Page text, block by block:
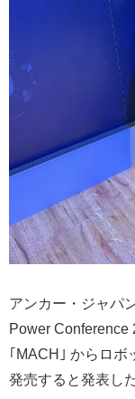
アンカー・ジャパ
Power Conference
｢MACH｣ からロボ
発売すると発表した